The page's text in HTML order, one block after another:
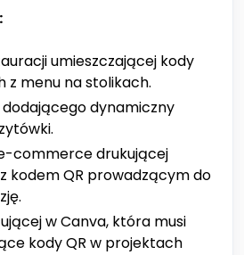
umieszczającej kody
z menu na stolikach.
dynamiczny
commerce drukującej
kodem QR prowadzącym do
w Canva, która musi
kody QR w projektach